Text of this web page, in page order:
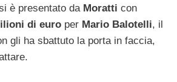
è presentato da Moratti con
di euro per Mario Balotelli, il
gli ha sbattuto la porta in faccia,